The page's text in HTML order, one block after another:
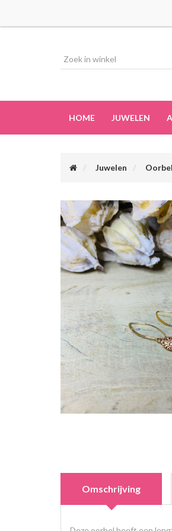
HOME JUWELEN
Juwelen
Omschrijving